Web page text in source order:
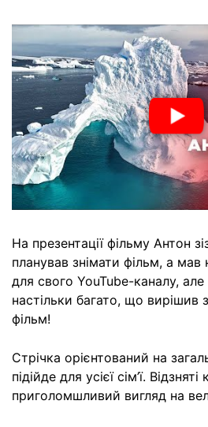
На презентації фільму Антон
планував знімати фільм, а мав
для свого YouTube-каналу, але
настільки багато, що вирішив
фільм!
Стрічка орієнтований на
підійде для усієї сім’ї.
приголомшливий вигляд на